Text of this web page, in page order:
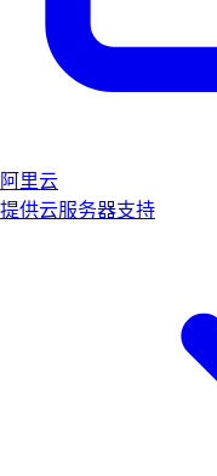
阿里云
提供云服务器支持